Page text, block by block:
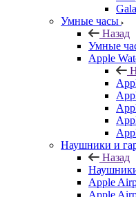
Умные часы
Назад
Умные
Apple
Наушники и
Назад
Apple
Apple